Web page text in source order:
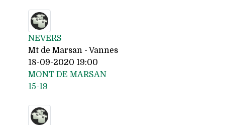
NEVERS
Mt de Marsan - Vannes
18-09-2020 19:00
MONT DE MARSAN
15-19